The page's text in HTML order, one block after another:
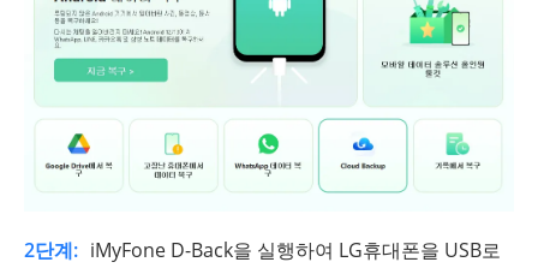
2단계: iMyFone D-Back을 실행하여 LG휴대폰을 USB로